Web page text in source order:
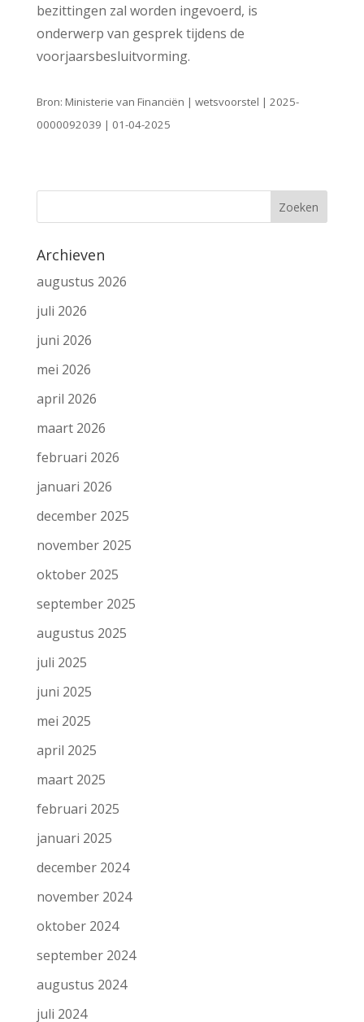
bezittingen zal worden ingevoerd, is
onderwerp van gesprek tijdens de
voorjaarsbesluitvorming.
Bron: Ministerie van Financiën | wetsvoorstel | 2025-
0000092039 | 01-04-2025
Archieven
augustus 2026
juli 2026
juni 2026
mei 2026
april 2026
maart 2026
februari 2026
januari 2026
december 2025
november 2025
oktober 2025
september 2025
augustus 2025
juli 2025
juni 2025
mei 2025
april 2025
maart 2025
februari 2025
januari 2025
december 2024
november 2024
oktober 2024
september 2024
augustus 2024
juli 2024